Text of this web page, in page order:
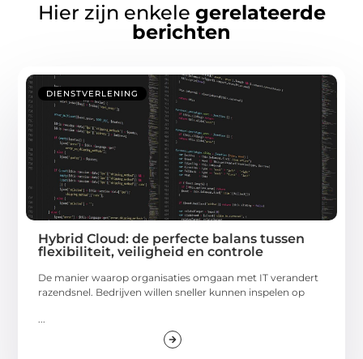
Hier zijn enkele gerelateerde
berichten
DIENSTVERLENING
Hybrid Cloud: de perfecte balans tussen
flexibiliteit, veiligheid en controle
De manier waarop organisaties omgaan met IT verandert
razendsnel. Bedrijven willen sneller kunnen inspelen op